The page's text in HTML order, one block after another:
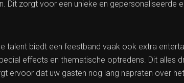
Dit zorgt voor een unieke en gepersonaliseerde
talent biedt een feestband vaak ook extra
effects en thematische optredens. Dit alles
ervoor dat uw gasten nog lang napraten over